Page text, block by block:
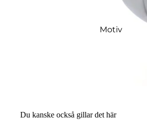
Motiv
Du kanske också gillar det här